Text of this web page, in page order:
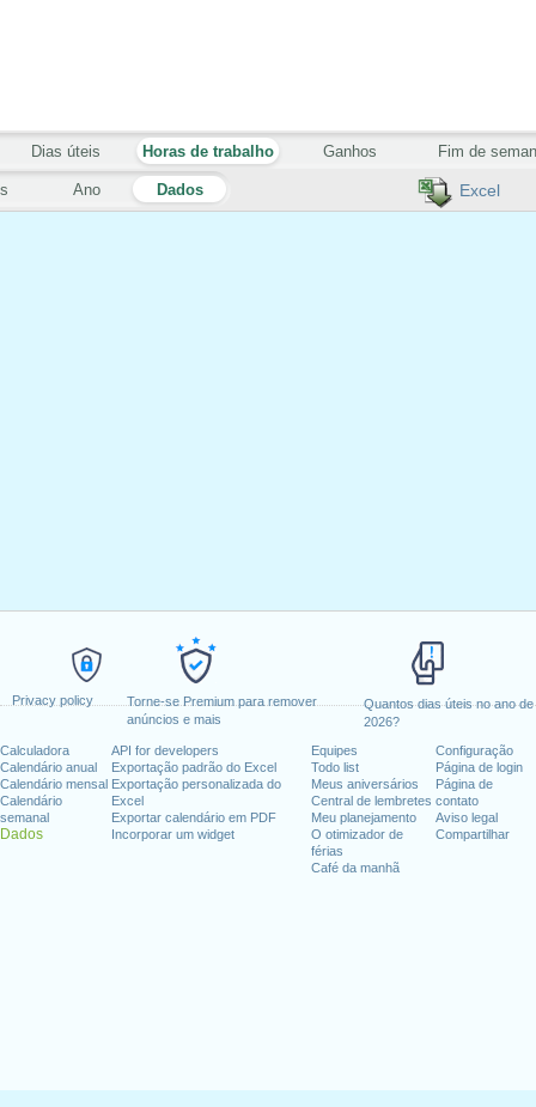
Privacy policy
Torne-se Premium para remover
anúncios e mais
Quantos dias úteis no ano de
2026?
Calculadora
Calendário anual
Calendário mensal
Calendário
semanal
Dados
API for developers
Exportação padrão do Excel
Exportação personalizada do
Excel
Exportar calendário em PDF
Incorporar um widget
Equipes
Todo list
Meus aniversários
Central de lembretes
Meu planejamento
O otimizador de
férias
Café da manhã
Configuração
Página de login
Página de
contato
Aviso legal
Compartilhar
Excel
Ano Dados
Dias úteis Horas de trabalho Ganhos Fim de